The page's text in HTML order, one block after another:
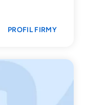
PROFIL FIRMY